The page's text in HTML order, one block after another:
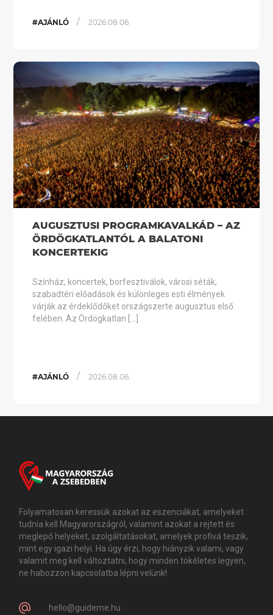
#AJÁNLÓ / 2026.08.06.
AUGUSZTUSI PROGRAMKAVALKÁD – AZ
ÖRDÖGKATLANTÓL A BALATONI
KONCERTEKIG
Színház, koncertek, borfesztiválok, városi séták,
szabadtéri előadások és különleges esti élmények
várják az érdeklődőket országszerte augusztus első
felében. Az Ördögkatlan […]
#AJÁNLÓ / 2026.08.06.
Folyamatosan keressük azokat az eszenciákat, amelyeket
tudnia kell Magyarországról, valamint azokat a rejtett és
meglepő helyeket, szolgáltatásokat, amelyek profivá teszik,
mint egy igazi helyi. Ha úgy érzi, hogy hiányzik valami, vagy
valamit meg kell változtatni, hogy minden tökéletes legyen,
ne habozzon kapcsolatba lépni velünk!
hello@guideme.hu